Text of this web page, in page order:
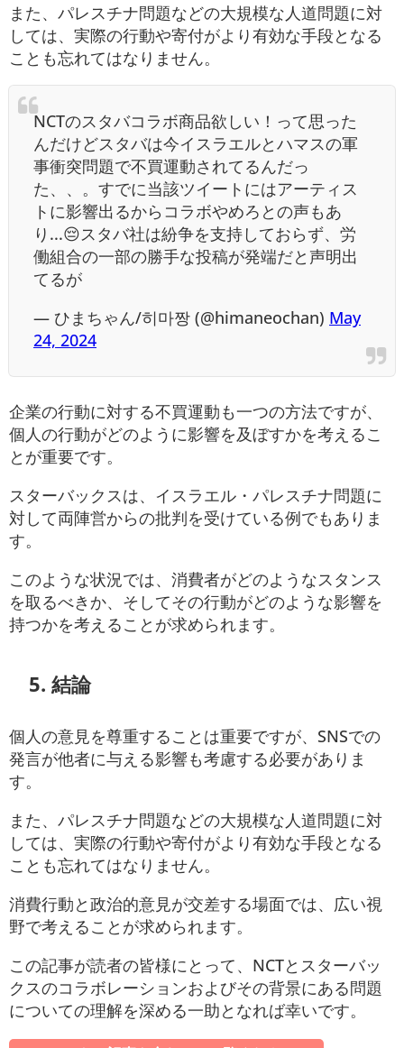
また、パレスチナ問題などの大規模な人道問題に対
しては、実際の行動や寄付がより有効な手段となる
ことも忘れてはなりません。
NCTのスタバコラボ商品欲しい！って思った
んだけどスタバは今イスラエルとハマスの軍
事衝突問題で不買運動されてるんだっ
た、、。すでに当該ツイートにはアーティス
トに影響出るからコラボやめろとの声もあ
り...😔スタバ社は紛争を支持しておらず、労
働組合の一部の勝手な投稿が発端だと声明出
てるが
— ひまちゃん/히마짱 (@himaneochan) May
24, 2024
企業の行動に対する不買運動も一つの方法ですが、
個人の行動がどのように影響を及ぼすかを考えるこ
とが重要です。
スターバックスは、イスラエル・パレスチナ問題に
対して両陣営からの批判を受けている例でもありま
す。
このような状況では、消費者がどのようなスタンス
を取るべきか、そしてその行動がどのような影響を
持つかを考えることが求められます。
5. 結論
個人の意見を尊重することは重要ですが、SNSでの
発言が他者に与える影響も考慮する必要がありま
す。
また、パレスチナ問題などの大規模な人道問題に対
しては、実際の行動や寄付がより有効な手段となる
ことも忘れてはなりません。
消費行動と政治的意見が交差する場面では、広い視
野で考えることが求められます。
この記事が読者の皆様にとって、NCTとスターバッ
クスのコラボレーションおよびその背景にある問題
についての理解を深める一助となれば幸いです。